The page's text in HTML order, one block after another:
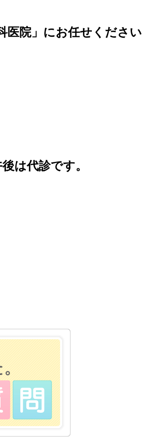
医院」にお任せください
は代診です。